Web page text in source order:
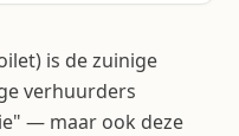
is de zuinige
verhuurders
— maar ook deze